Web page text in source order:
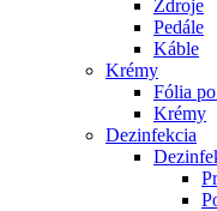
Zdroje
Pedále
Káble
Krémy
Fólia
Krémy
Dezinfekcia